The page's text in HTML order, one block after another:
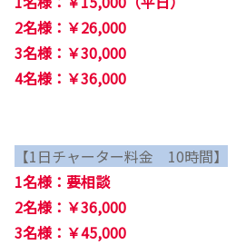
2名様：￥26,000
3名様：￥30,000
4名様：￥36,000
【1日チャーター料金 10時間】
1名様：要相談
2名様：￥36,000
3名様：￥45,000